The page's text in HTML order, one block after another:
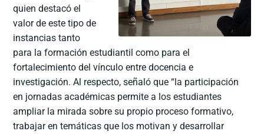
quien destacó el
valor de este tipo de
instancias tanto
para la formación estudiantil como para el
fortalecimiento del vínculo entre docencia e
investigación. Al respecto, señaló que “la participación
en jornadas académicas permite a los estudiantes
ampliar la mirada sobre su propio proceso formativo,
trabajar en temáticas que los motivan y desarrollar